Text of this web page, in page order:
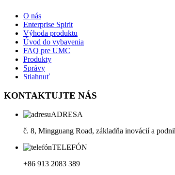
O nás
Enterprise Spirit
Výhoda produktu
Úvod do vybavenia
FAQ pre UMC
Produkty
Správy
Stiahnuť
KONTAKTUJTE NÁS
ADRESA
č. 8, Mingguang Road, základňa inovácií a
TELEFÓN
+86 913 2083 389